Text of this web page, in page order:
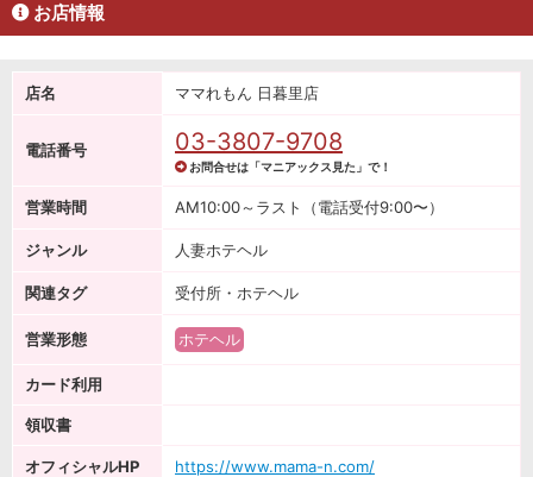
お店情報
店名 ママれもん 日暮里店
電話番号 03-3807-9708
お問合せは「マニアックス見た」で！
営業時間 AM10:00～ラスト（電話受付9:00〜）
ジャンル 人妻ホテヘル
関連タグ 受付所・ホテヘル
営業形態 ホテヘル
カード利用
領収書
オフィシャルHP https://www.mama-n.com/